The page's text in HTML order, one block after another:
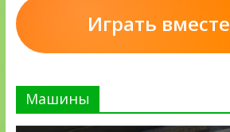
Играть вместе
Машины